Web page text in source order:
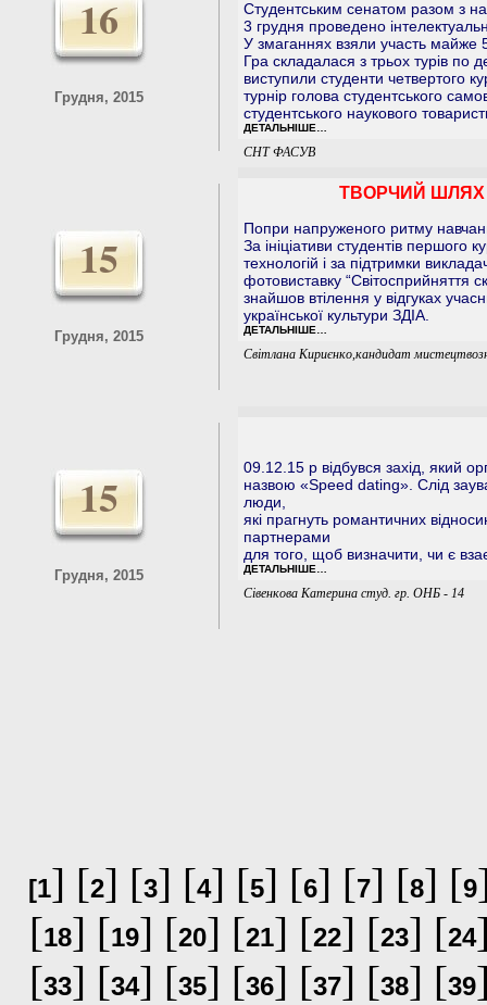
16
Грудня, 2015
Студентським сенатом разом з
3 грудня проведено
У змаганнях взяли участь майже
Гра складалася з трьох турів по
виступили студенти
турнір голова студентського
студентського наукового
ДЕТАЛЬНІШЕ…
СНТ ФАСУВ
15
Грудня, 2015
ТВОРЧИЙ ШЛЯХ
Попри напруженого ритму
За ініціативи студентів першого
технологій і за підтримки
фотовиставку “Світосприйняття
знайшов втілення у відгуках
української культури ЗДІА.
ДЕТАЛЬНІШЕ…
Світлана Кириєнко,кандидат
15
Грудня, 2015
09.12.15 р відбувся захід, який
назвою «Speed dating». Слід
люди,
які прагнуть романтичних
партнерами
для того, щоб визначити, чи є
ДЕТАЛЬНІШЕ…
Сівенкова Катерина студ. гр. ОНБ - 14
[1] [2] [3] [4] [5] [6] [7] [8] [9
[18] [19] [20] [21] [22] [23] [24
[33] [34] [35] [36] [37] [38] [39